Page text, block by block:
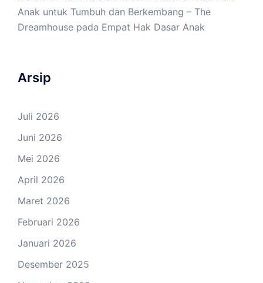
Anak untuk Tumbuh dan Berkembang – The
Dreamhouse pada Empat Hak Dasar Anak
Arsip
Juli 2026
Juni 2026
Mei 2026
April 2026
Maret 2026
Februari 2026
Januari 2026
Desember 2025